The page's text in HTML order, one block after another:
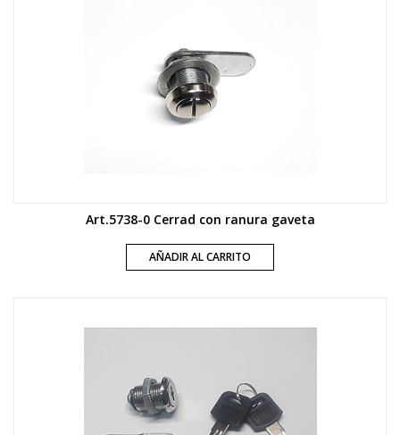
Art.5738-0 Cerrad con ranura gaveta
AÑADIR AL CARRITO